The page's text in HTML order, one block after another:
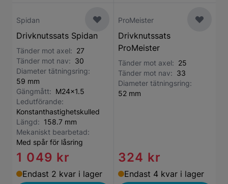
Spidan
Drivknutssats Spidan
Tänder mot axel: 27
Tänder mot nav: 30
Diameter tätningsring:
59 mm
Gängmått: M24x1.5
Ledutförande:
Konstanthastighetskulled
Längd: 158.7 mm
Mekaniskt bearbetad:
Med spår för låsring
1 049 kr
Endast 2 kvar i lager
ProMeister
Drivknutssats
ProMeister
Tänder mot axel: 25
Tänder mot nav: 33
Diameter tätningsring:
52 mm
324 kr
Endast 4 kvar i lager